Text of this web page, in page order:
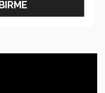
las iniciativas de
organismos sociales